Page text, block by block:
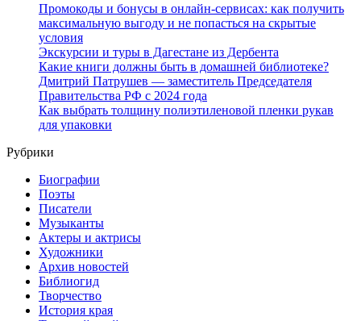
Промокоды и бонусы в онлайн-сервисах: как получить
максимальную выгоду и не попасться на скрытые
условия
Экскурсии и туры в Дагестане из Дербента
Какие книги должны быть в домашней библиотеке?
Дмитрий Патрушев — заместитель Председателя
Правительства РФ с 2024 года
Как выбрать толщину полиэтиленовой пленки рукав
для упаковки
Рубрики
Биографии
Поэты
Писатели
Музыканты
Актеры и актрисы
Художники
Архив новостей
Библиогид
Творчество
История края